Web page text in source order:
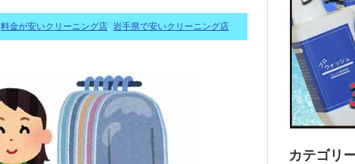
料金が安いクリーニング店,岩手県で安いクリーニング店
カテゴリ